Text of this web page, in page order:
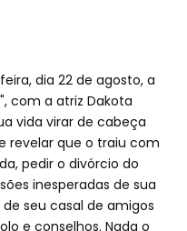
dia 22 de agosto, a
com a atriz Dakota
vida virar de cabeça
revelar que o traiu com
pedir o divórcio do
inesperadas de sua
seu casal de amigos
e conselhos. Nada o